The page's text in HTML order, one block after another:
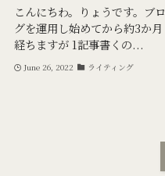
こんにちわ。りょうです。ブロ
グを運用し始めてから約3か月
経ちますが 1記事書くの...
June 26, 2022 ライティング